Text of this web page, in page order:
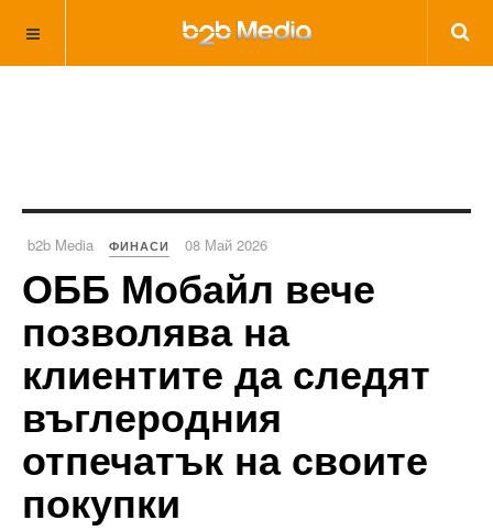
b2b Media ФИНАСИ 08 Май 2026
ОББ Мобайл вече
позволява на
клиентите да следят
въглеродния
отпечатък на своите
покупки